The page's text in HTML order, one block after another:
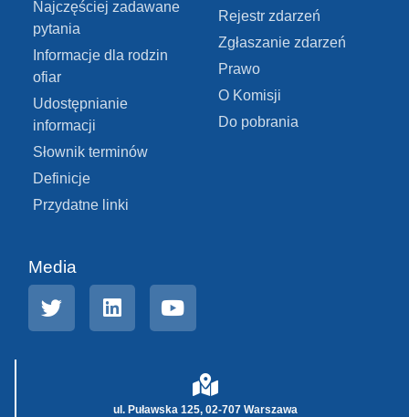
Najczęściej zadawane
pytania
Informacje dla rodzin
ofiar
Udostępnianie
informacji
Słownik terminów
Definicje
Przydatne linki
Rejestr zdarzeń
Zgłaszanie zdarzeń
Prawo
O Komisji
Do pobrania
Media
ul. Puławska 125, 02-707 Warszawa